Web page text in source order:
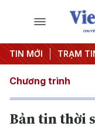
TIN MỚI TRẠM
#Hội nghị Trung
Chương trình
Bản tin thời